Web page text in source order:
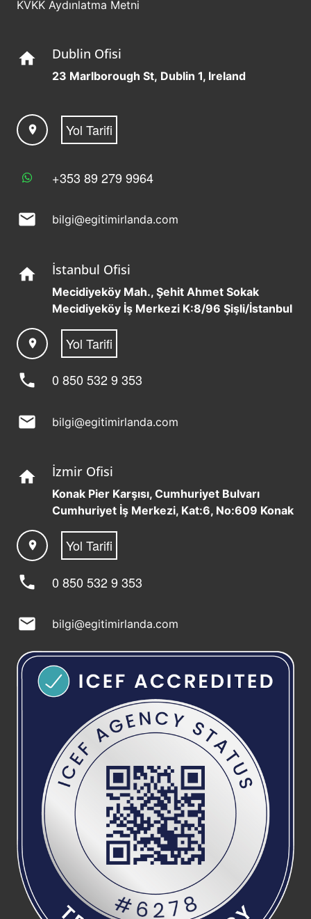
KVKK Aydınlatma Metni
home Dublin Ofisi
23 Marlborough St, Dublin 1, Ireland
location_on Yol Tarifi
+353 89 279 9964
mail bilgi@egitimirlanda.com
home İstanbul Ofisi
Mecidiyeköy Mah., Şehit Ahmet Sokak
Mecidiyeköy İş Merkezi K:8/96 Şişli/İstanbul
location_on Yol Tarifi
phone 0 850 532 9 353
mail bilgi@egitimirlanda.com
home İzmir Ofisi
Konak Pier Karşısı, Cumhuriyet Bulvarı
Cumhuriyet İş Merkezi, Kat:6, No:609 Konak
location_on Yol Tarifi
phone 0 850 532 9 353
mail bilgi@egitimirlanda.com